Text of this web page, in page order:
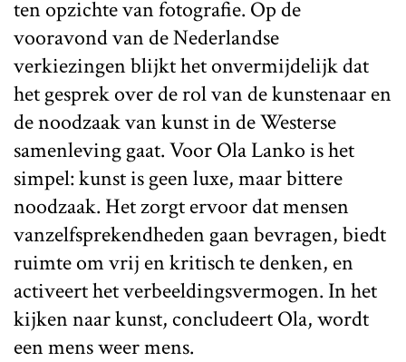
ten opzichte van fotografie. Op de
vooravond van de Nederlandse
verkiezingen blijkt het onvermijdelijk dat
het gesprek over de rol van de kunstenaar en
de noodzaak van kunst in de Westerse
samenleving gaat. Voor Ola Lanko is het
simpel: kunst is geen luxe, maar bittere
noodzaak. Het zorgt ervoor dat mensen
vanzelfsprekendheden gaan bevragen, biedt
ruimte om vrij en kritisch te denken, en
activeert het verbeeldingsvermogen. In het
kijken naar kunst, concludeert Ola, wordt
een mens weer mens.